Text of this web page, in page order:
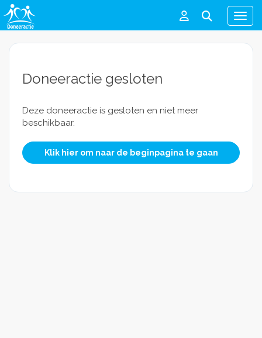
Menu
Doneeractie gesloten
Deze doneeractie is gesloten en niet meer
beschikbaar.
Klik hier om naar de beginpagina te gaan